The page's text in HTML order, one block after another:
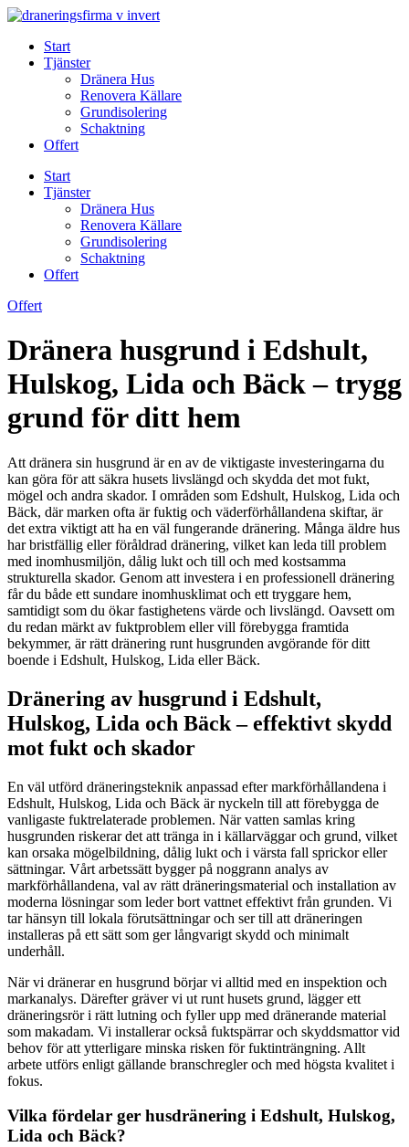
Skip
contentStart
Tjänster
Dränera Hus
Renovera Källare
Grundisolering
Schaktning
Offert
Start
Tjänster
Dränera Hus
Renovera Källare
Grundisolering
Schaktning
Offert
Offert
Dränera husgrund i Edshult,
Hulskog, Lida och Bäck – trygg
grund för ditt hem
Att dränera sin husgrund är en av de viktigaste investeringarna du
kan göra för att säkra husets livslängd och skydda det mot fukt,
mögel och andra skador. I områden som Edshult, Hulskog, Lida och
Bäck, där marken ofta är fuktig och väderförhållandena skiftar, är
det extra viktigt att ha en väl fungerande dränering. Många äldre hus
har bristfällig eller föråldrad dränering, vilket kan leda till problem
med inomhusmiljön, dålig lukt och till och med kostsamma
strukturella skador. Genom att investera i en professionell dränering
får du både ett sundare inomhusklimat och ett tryggare hem,
samtidigt som du ökar fastighetens värde och livslängd. Oavsett om
du redan märkt av fuktproblem eller vill förebygga framtida
bekymmer, är rätt dränering runt husgrunden avgörande för ditt
boende i Edshult, Hulskog, Lida eller Bäck.
Dränering av husgrund i Edshult,
Hulskog, Lida och Bäck – effektivt skydd
mot fukt och skador
En väl utförd dräneringsteknik anpassad efter markförhållandena i
Edshult, Hulskog, Lida och Bäck är nyckeln till att förebygga de
vanligaste fuktrelaterade problemen. När vatten samlas kring
husgrunden riskerar det att tränga in i källarväggar och grund, vilket
kan orsaka mögelbildning, dålig lukt och i värsta fall sprickor eller
sättningar. Vårt arbetssätt bygger på noggrann analys av
markförhållandena, val av rätt dräneringsmaterial och installation av
moderna lösningar som leder bort vattnet effektivt från grunden. Vi
tar hänsyn till lokala förutsättningar och ser till att dräneringen
installeras på ett sätt som ger långvarigt skydd och minimalt
underhåll.
När vi dränerar en husgrund börjar vi alltid med en inspektion och
markanalys. Därefter gräver vi ut runt husets grund, lägger ett
dräneringsrör i rätt lutning och fyller upp med dränerande material
som makadam. Vi installerar också fuktspärrar och skyddsmattor vid
behov för att ytterligare minska risken för fuktinträngning. Allt
arbete utförs enligt gällande branschregler och med högsta kvalitet i
fokus.
Vilka fördelar ger husdränering i Edshult, Hulskog,
Lida och Bäck?